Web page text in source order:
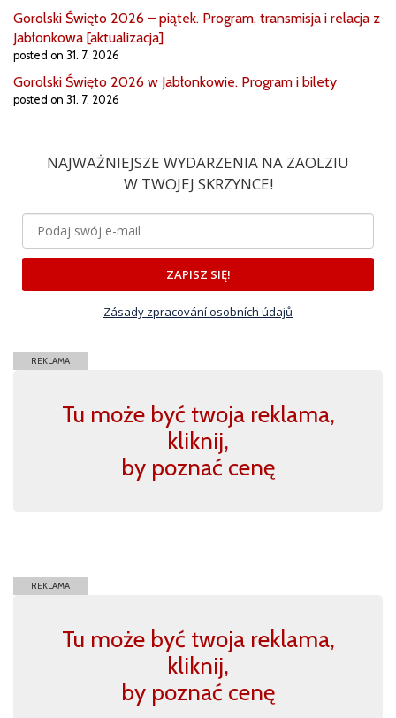
Gorolski Święto 2026 – piątek. Program, transmisja i relacja z
Jabłonkowa [aktualizacja]
posted on 31. 7. 2026
Gorolski Święto 2026 w Jabłonkowie. Program i bilety
posted on 31. 7. 2026
NAJWAŻNIEJSZE WYDARZENIA NA ZAOLZIU
W TWOJEJ SKRZYNCE!
ZAPISZ SIĘ!
Zásady zpracování osobních údajů
REKLAMA
Tu może być twoja reklama,
kliknij,
by poznać cenę
REKLAMA
Tu może być twoja reklama,
kliknij,
by poznać cenę